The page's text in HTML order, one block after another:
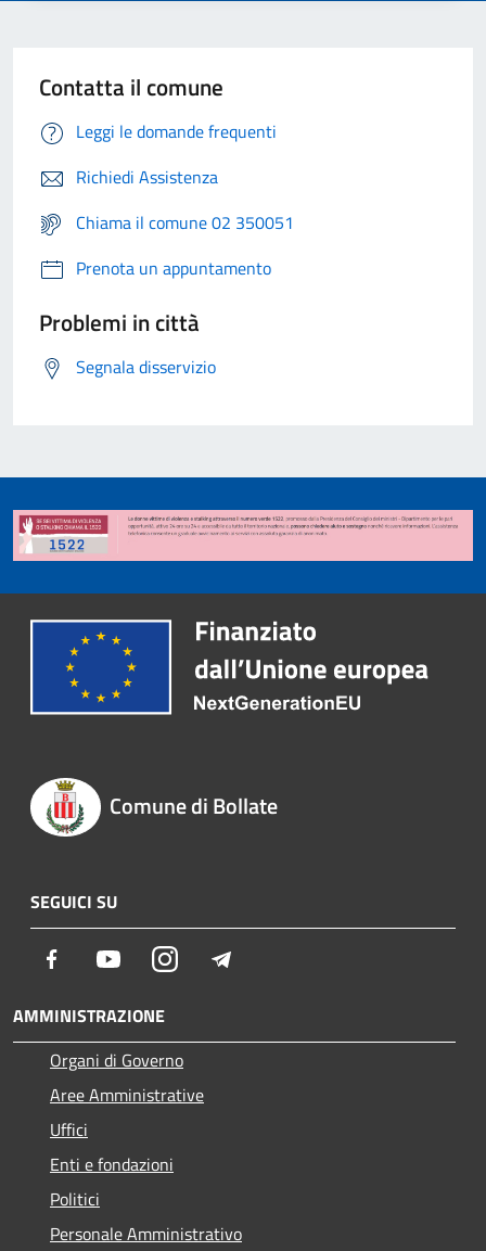
Contatta il comune
Leggi le domande frequenti
Richiedi Assistenza
Chiama il comune 02 350051
Prenota un appuntamento
Problemi in città
Segnala disservizio
Comune di Bollate
SEGUICI SU
Facebook YoutubeInstagram
AMMINISTRAZIONE
Organi di Governo
Aree Amministrative
Uffici
Enti e fondazioni
Politici
Personale Amministrativo